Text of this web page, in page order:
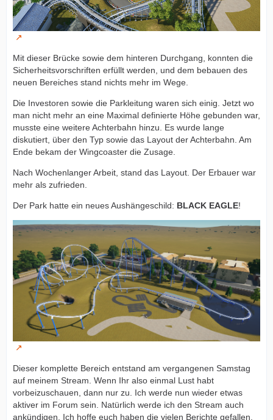
Mit dieser Brücke sowie dem hinteren Durchgang, konnten die
Sicherheitsvorschriften erfüllt werden, und dem bebauen des
neuen Bereiches stand nichts mehr im Wege.
Die Investoren sowie die Parkleitung waren sich einig. Jetzt wo
man nicht mehr an eine Maximal definierte Höhe gebunden war,
musste eine weitere Achterbahn hinzu. Es wurde lange
diskutiert, über den Typ sowie das Layout der Achterbahn. Am
Ende bekam der Wingcoaster die Zusage.
Nach Wochenlanger Arbeit, stand das Layout. Der Erbauer war
mehr als zufrieden.
Der Park hatte ein neues Aushängeschild: BLACK EAGLE!
Dieser komplette Bereich entstand am vergangenen Samstag
auf meinem Stream. Wenn Ihr also einmal Lust habt
vorbeizuschauen, dann nur zu. Ich werde nun wieder etwas
aktiver im Forum sein. Natürlich werde ich den Stream auch
ankündigen. Ich hoffe euch haben die vielen Berichte gefallen.